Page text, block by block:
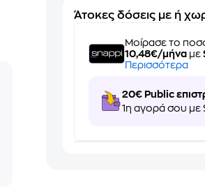
Άτοκες δόσεις με ή
Μοίρασε το
10,48€/μήνα με
Περισσότερα
20€ Public
1η αγορά σου με